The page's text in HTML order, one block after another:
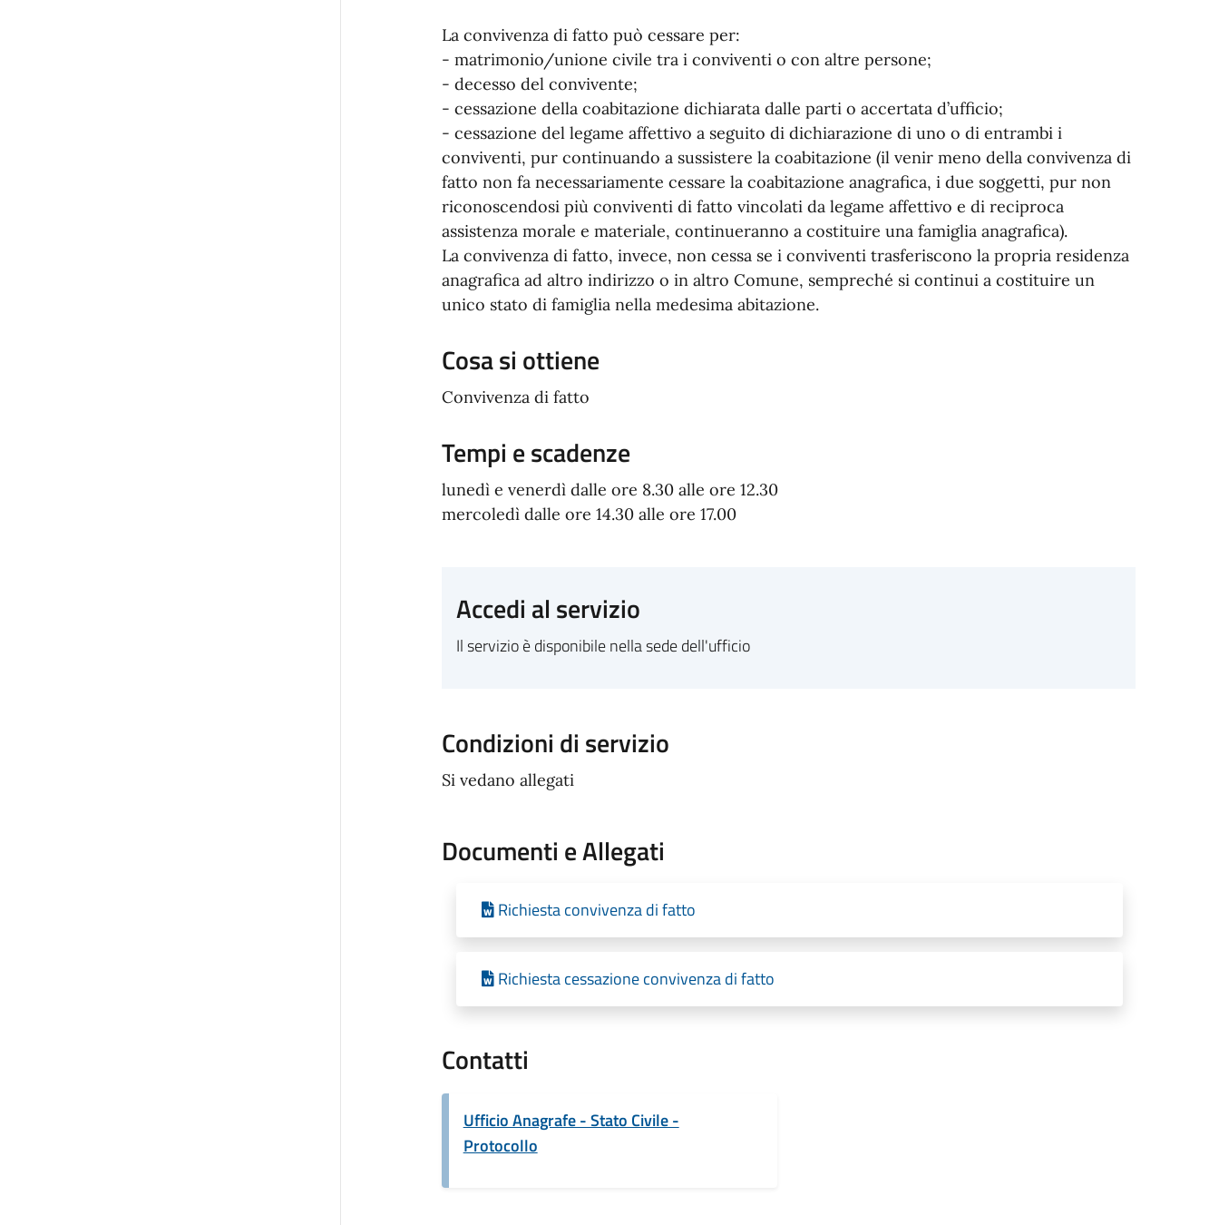
La convivenza di fatto può cessare per:
- matrimonio/unione civile tra i conviventi o con altre persone;
- decesso del convivente;
- cessazione della coabitazione dichiarata dalle parti o accertata d’ufficio;
- cessazione del legame affettivo a seguito di dichiarazione di uno o di entrambi i
conviventi, pur continuando a sussistere la coabitazione (il venir meno della convivenza di
fatto non fa necessariamente cessare la coabitazione anagrafica, i due soggetti, pur non
riconoscendosi più conviventi di fatto vincolati da legame affettivo e di reciproca
assistenza morale e materiale, continueranno a costituire una famiglia anagrafica).
La convivenza di fatto, invece, non cessa se i conviventi trasferiscono la propria residenza
anagrafica ad altro indirizzo o in altro Comune, sempreché si continui a costituire un
unico stato di famiglia nella medesima abitazione.
Cosa si ottiene
Convivenza di fatto
Tempi e scadenze
lunedì e venerdì dalle ore 8.30 alle ore 12.30
mercoledì dalle ore 14.30 alle ore 17.00
Accedi al servizio
Il servizio è disponibile nella sede dell'ufficio
Condizioni di servizio
Si vedano allegati
Documenti e Allegati
Richiesta convivenza di fatto
Richiesta cessazione convivenza di fatto
Contatti
Ufficio Anagrafe - Stato Civile -
Protocollo